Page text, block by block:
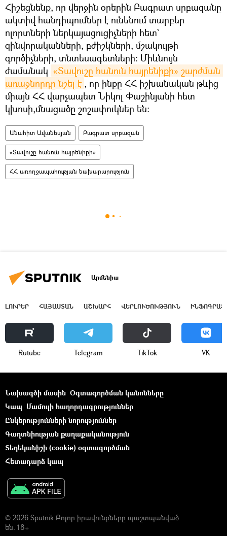
Հիշեցնենք, որ վերջին օրերին Բագրատ սրբազանը
ակտիվ հանդիպումներ է ունենում տարբեր
ոլորտների ներկայացուցիչների հետ`
զինվորականների, բժիշկների, մշակույթի
գործիչների, տնտեսագետների։ Միևնույն
ժամանակ «Տավուշը հանուն հայրենիքի» շարժման
առաջնորդը նշել է , որ ինքը ՀՀ իշխանական թևից
միայն ՀՀ վարչապետ Նիկոլ Փաշինյանի հետ
կխոսի,մնացածը շոշափուկներ են։
Անահիտ Ավանեսյան Բագրատ սրբազան
«Տավուշը հանուն հայրենիքի»
ՀՀ առողջապահության նախարարություն
Արմենիա
ԼՈՒՐԵՐ ՀԱՅԱՍՏԱՆ ԱՇԽԱՐՀ ՎԵՐԼՈՒԾՈՒԹՅՈՒՆ
Rutube Telegram ТikТоk VK
Նախագծի մասին Օգտագործման կանոնները
Կապ Մամուլի հաղորդագրություններ
Ընկերությունների նորություններ
Գաղտնիության քաղաքականություն
Տեղեկանիշի (cookie) օգտագործման
Հետադարձ կապ
© 2026 Sputnik Բոլոր իրավունքները պաշտպանված
են. 18+